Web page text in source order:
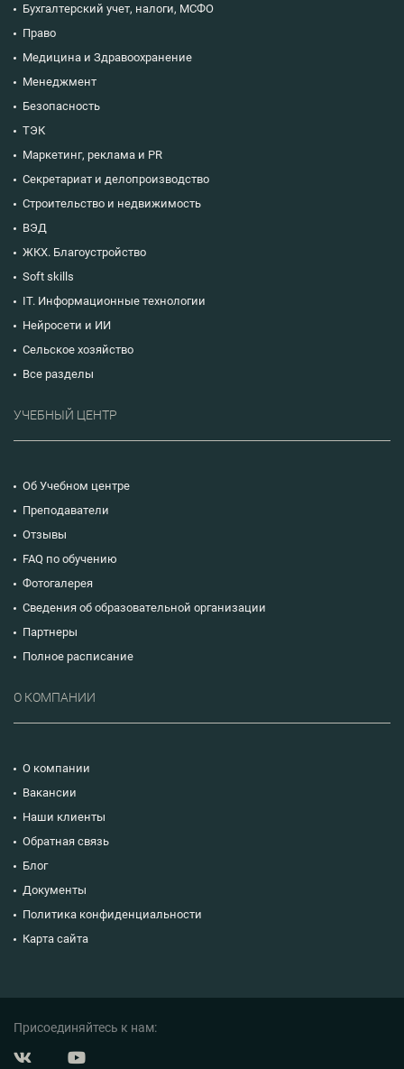
Бухгалтерский учет, налоги, МСФО
Право
Медицина и Здравоохранение
Менеджмент
Безопасность
ТЭК
Маркетинг, реклама и PR
Секретариат и делопроизводство
Строительство и недвижимость
ВЭД
ЖКХ. Благоустройство
Soft skills
IT. Информационные технологии
Нейросети и ИИ
Сельское хозяйство
Все разделы
УЧЕБНЫЙ ЦЕНТР
Об Учебном центре
Преподаватели
Отзывы
FAQ по обучению
Фотогалерея
Сведения об образовательной организации
Партнеры
Полное расписание
О КОМПАНИИ
О компании
Вакансии
Наши клиенты
Обратная связь
Блог
Документы
Политика конфиденциальности
Карта сайта
Присоединяйтесь к нам: